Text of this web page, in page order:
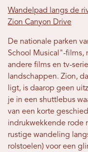
Wandelpad langs de
Zion Canyon Drive
De nationale parken
School Musical"-films,
andere films en tv-
landschappen. Zion,
ligt, is daarop geen
je in een shuttlebus
van een korte
indrukwekkende rode
rustige wandeling
rolstoelen) voor een